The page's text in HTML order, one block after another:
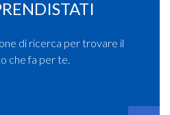
di ricerca per trovare il
che fa per te.